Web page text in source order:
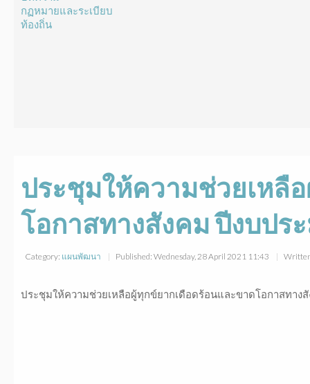
กฏหมายและระเบียบ
ท้องถิ่น
ประชุมให้ความช่วยเหลื
โอกาสทางสังคม ปีงบปร
Category: แผนพัฒนา Published: Wednesday, 28 April 2021 11:43
ประชุมให้ความช่วยเหลือผู้ทุกข์ยากเดือดร้อนและขาดโอกาสทา